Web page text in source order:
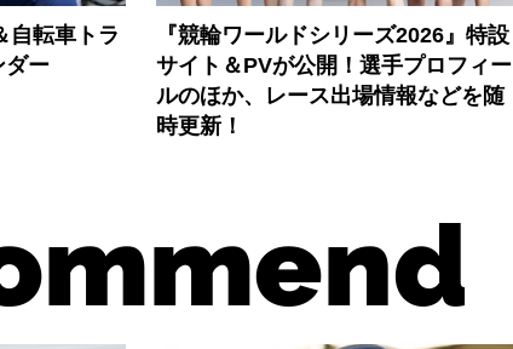
自転車トラ
ダー
『競輪ワールドシリーズ2026』特設
サイト＆PVが公開！選手プロフィー
ルのほか、レース出場情報などを随
時更新！